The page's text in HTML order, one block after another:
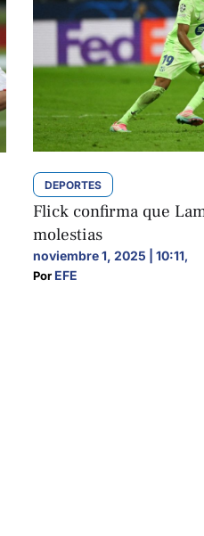
DEPORTES
Flick confirma que
molestias
noviembre 1, 2025 | 10:11,
Por EFE